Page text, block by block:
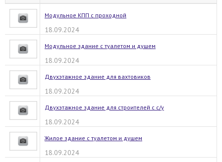
Модульное КПП с проходной
18.09.2024
Модульное здание с туалетом и душем
18.09.2024
Двухэтажное здание для вахтовиков
18.09.2024
Двухэтажное здание для строителей с с/у
18.09.2024
Жилое здание с туалетом и душем
18.09.2024